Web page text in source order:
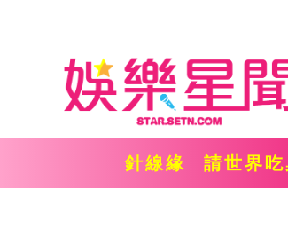
針線緣 請世界吃